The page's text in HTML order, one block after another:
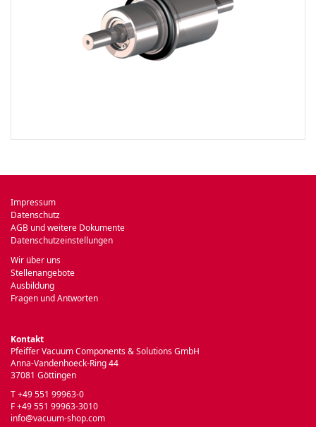
Impressum
Datenschutz
AGB und weitere Dokumente
Datenschutzeinstellungen
Wir über uns
Stellenangebote
Ausbildung
Fragen und Antworten
Kontakt
Pfeiffer Vacuum Components & Solutions GmbH
Anna-Vandenhoeck-Ring 44
37081 Göttingen
T +49 551 99963-0
F +49 551 99963-3010
info@vacuum-shop.com